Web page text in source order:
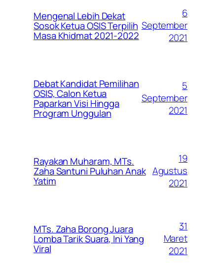
Mengenal Lebih Dekat
Sosok Ketua OSIS Terpilih
Masa Khidmat 2021-2022
6
September
2021
Debat Kandidat Pemilihan
OSIS, Calon Ketua
Paparkan Visi Hingga
Program Unggulan
5
September
2021
Rayakan Muharam, MTs.
Zaha Santuni Puluhan Anak
Yatim
19
Agustus
2021
MTs. Zaha Borong Juara
Lomba Tarik Suara, Ini Yang
Viral
31
Maret
2021